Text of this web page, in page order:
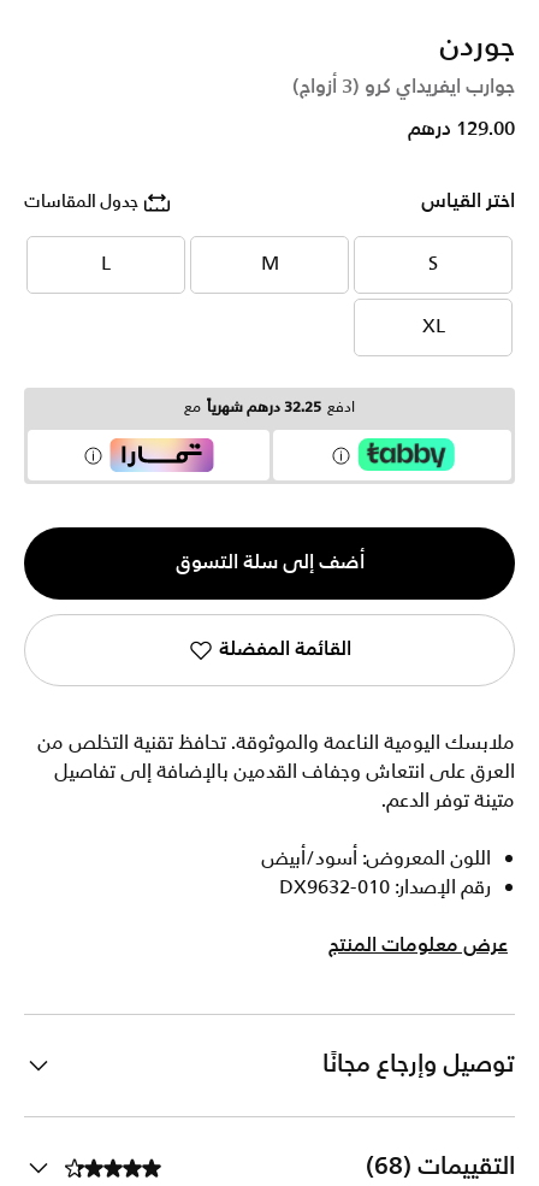
جوردن
جوارب ايفريداي كرو (3 أزواج)
129.00 درهم
اختر القياس جدول المقاسات
S
S
M
M
L
L
XL
XL
ادفع 32.25 درهم شهرياً مع
الكمية
1
أضف إلى سلة التسوق
القائمة المفضلة
ملابسك اليومية الناعمة والموثوقة. تحافظ تقنية التخلص من
العرق على انتعاش وجفاف القدمين بالإضافة إلى تفاصيل
متينة توفر الدعم.
اللون المعروض: أسود/أبيض
رقم الإصدار: DX9632-010
عرض معلومات المنتج
توصيل وإرجاع مجانًا
التقييمات (68)